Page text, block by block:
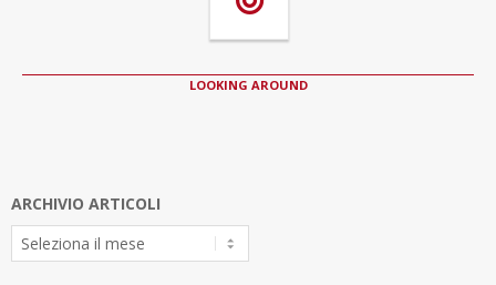
LOOKING AROUND
ARCHIVIO ARTICOLI
Archivio
Articoli